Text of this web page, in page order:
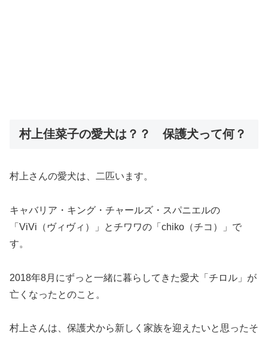
村上佳菜子の愛犬は？？ 保護犬って何？
村上さんの愛犬は、二匹います。
キャバリア・キング・チャールズ・スパニエルの
「ViVi（ヴィヴィ）」とチワワの「chiko（チコ）」で
す。
2018年8月にずっと一緒に暮らしてきた愛犬「チロル」が
亡くなったとのこと。
村上さんは、保護犬から新しく家族を迎えたいと思ったそ